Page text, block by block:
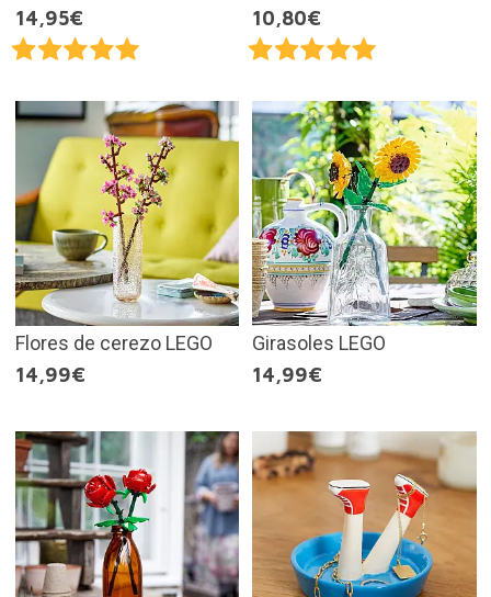
14,95€
10,80€
Flores de cerezo LEGO
14,99€
Girasoles LEGO
14,99€